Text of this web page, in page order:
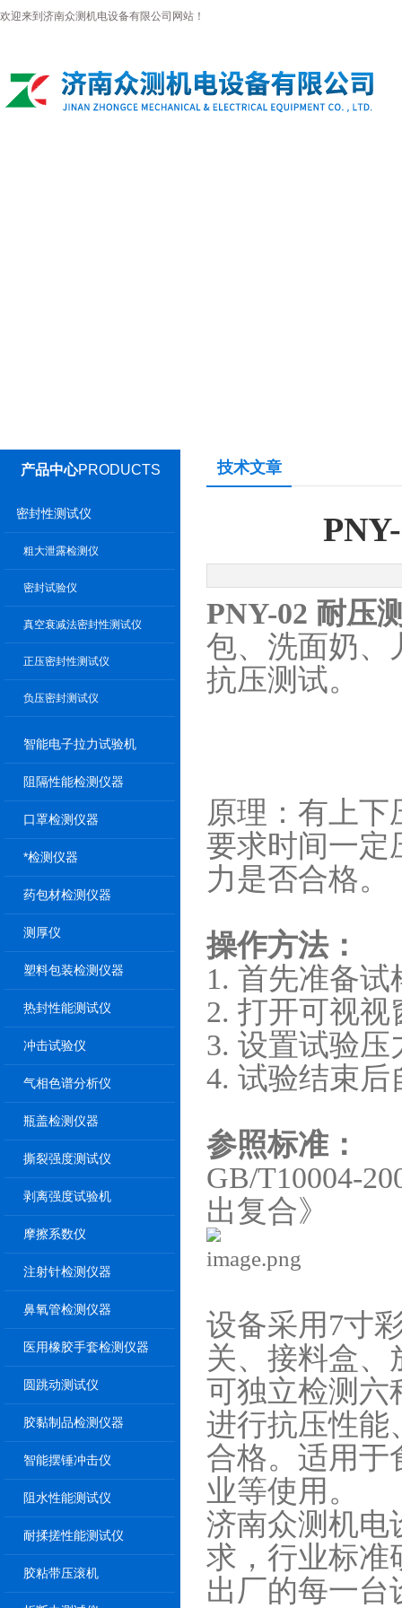
欢迎来到济南众测机电设备有限公司网站！
产品中心PRODUCTS
密封性测试仪
粗大泄露检测仪
密封试验仪
真空衰减法密封性测试仪
正压密封性测试仪
负压密封测试仪
智能电子拉力试验机
阻隔性能检测仪器
口罩检测仪器
*检测仪器
药包材检测仪器
测厚仪
塑料包装检测仪器
热封性能测试仪
冲击试验仪
气相色谱分析仪
瓶盖检测仪器
撕裂强度测试仪
剥离强度试验机
摩擦系数仪
注射针检测仪器
鼻氧管检测仪器
医用橡胶手套检测仪器
圆跳动测试仪
胶黏制品检测仪器
智能摆锤冲击仪
阻水性能测试仪
耐揉搓性能测试仪
胶粘带压滚机
技术文章
PNY-02 耐压
包、洗面奶、
抗压测试。
原理：有上
要求时间一定
力是否合格。
操作方法：
1. 首先准备试
2. 打开可视
3. 设置试验
4. 试验结束后
参照标准：
GB/T10004-
出复合》
设备采用7寸
关、接料盒、
可独立检测六
进行抗压性能
合格。适用于
业等使用。
济南众测机电
求，行业标准
出厂的每一台